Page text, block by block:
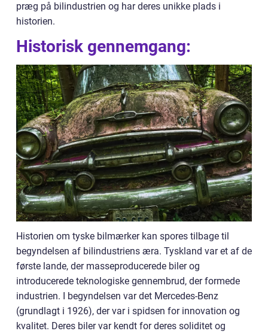
præg på bilindustrien og har deres unikke plads i
historien.
Historisk gennemgang:
Historien om tyske bilmærker kan spores tilbage til
begyndelsen af bilindustriens æra. Tyskland var et af de
første lande, der masseproducerede biler og
introducerede teknologiske gennembrud, der formede
industrien. I begyndelsen var det Mercedes-Benz
(grundlagt i 1926), der var i spidsen for innovation og
kvalitet. Deres biler var kendt for deres soliditet og